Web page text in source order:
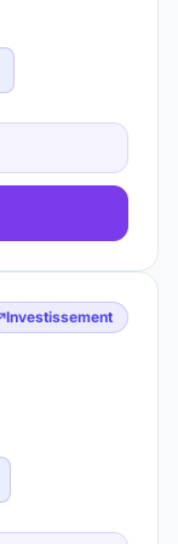
Investissement